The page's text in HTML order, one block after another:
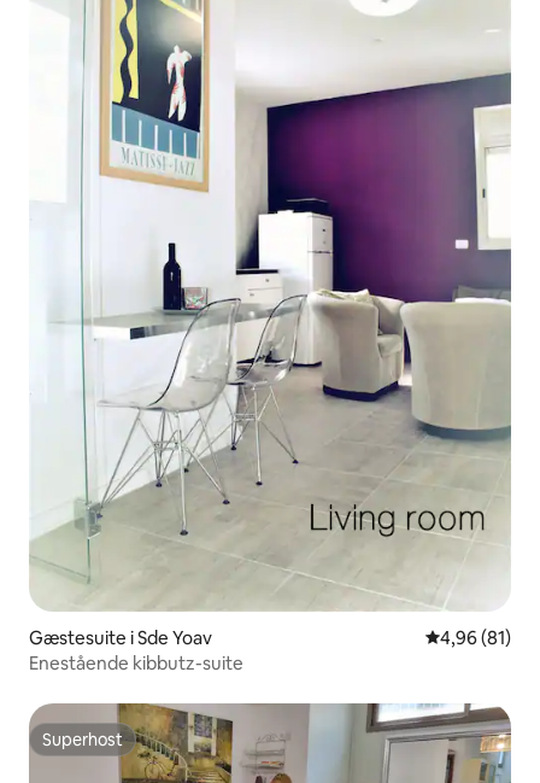
Gæstesuite i Sde Yoav 4,96 ud af 5 i
4,96 (81)
Enestående kibbutz-suite
Superhost
Superhost